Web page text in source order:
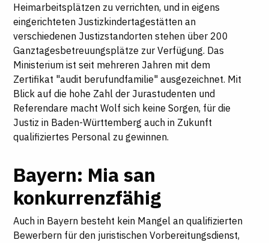
Heimarbeitsplätzen zu verrichten, und in eigens
eingerichteten Justizkindertagestätten an
verschiedenen Justizstandorten stehen über 200
Ganztagesbetreuungsplätze zur Verfügung. Das
Ministerium ist seit mehreren Jahren mit dem
Zertifikat "audit berufundfamilie" ausgezeichnet. Mit
Blick auf die hohe Zahl der Jurastudenten und
Referendare macht Wolf sich keine Sorgen, für die
Justiz in Baden-Württemberg auch in Zukunft
qualifiziertes Personal zu gewinnen.
Bayern: Mia san
konkurrenzfähig
Auch in Bayern besteht kein Mangel an qualifizierten
Bewerbern für den juristischen Vorbereitungsdienst,